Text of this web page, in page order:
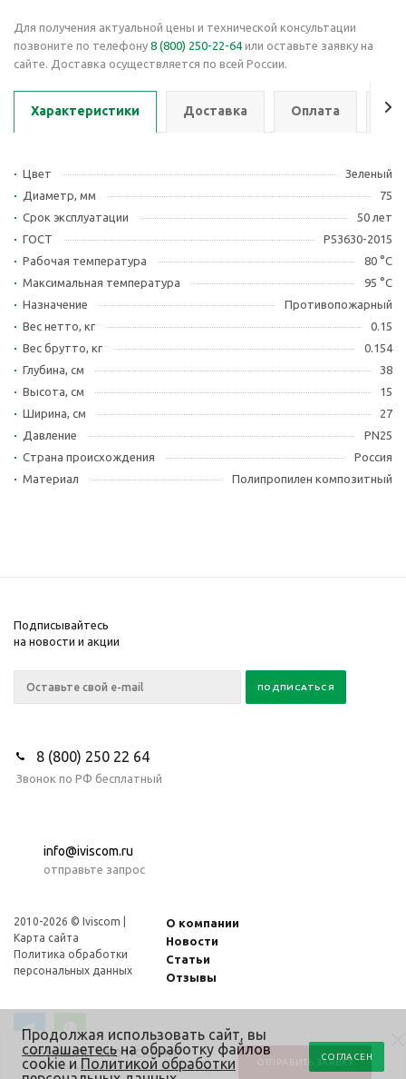
Для получения актуальной цены и технической консультации
позвоните по телефону 8 (800) 250-22-64 или оставьте заявку на
сайте. Доставка осуществляется по всей России.
Характеристики Доставка Оплата
Цвет
Зеленый
Диаметр, мм
75
Срок эксплуатации
50 лет
ГОСТ
Р53630-2015
Рабочая температура
80 °С
Максимальная температура
95 °С
Назначение
Противопожарный
Вес нетто, кг
0.15
Вес брутто, кг
0.154
Глубина, см
38
Высота, см
15
Ширина, см
27
Давление
PN25
Страна происхождения
Россия
Материал
Полипропилен композитный
НЕ НАШЛИ ЧТО ИСКАЛИ?
Прикрепите заявку или проектную
ОТПРАВИТЬ ЗАЯВКУ
Подписывайтесь
на новости и акции
8 (800) 250 22 64
Звонок по РФ бесплатный
info@iviscom.ru
отправьте запрос
2010-2026 © Iviscom |
Карта сайта
Политика обработки
персональных данных
О компании
Новости
Статьи
Отзывы
Продолжая использовать сайт, вы
соглашаетесь на обработку файлов
cookie и Политикой обработки
СОГЛАСЕН